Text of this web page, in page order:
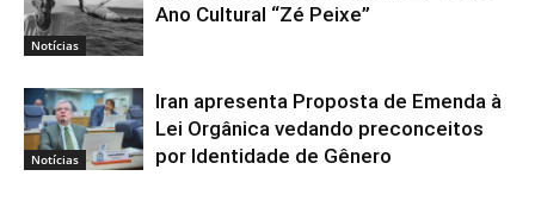
Notícias
Ano Cultural “Zé Peixe”
Notícias
Iran apresenta Proposta de Emenda à
Lei Orgânica vedando preconceitos
por Identidade de Gênero